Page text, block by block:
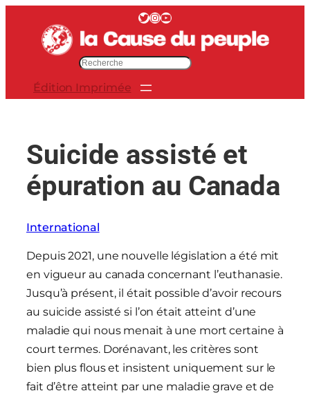
contenu
Twitter InstagramYouTube
c
e
Édition Imprimée
Suicide assisté et
épuration au Canada
International
Depuis 2021, une nouvelle législation a été mit
en vigueur au canada concernant l’euthanasie.
Jusqu’à présent, il était possible d’avoir recours
au suicide assisté si l’on était atteint d’une
maladie qui nous menait à une mort certaine à
court termes. Dorénavant, les critères sont
bien plus flous et insistent uniquement sur le
fait d’être atteint par une maladie grave et de